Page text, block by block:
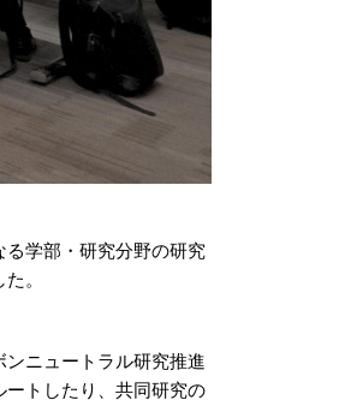
学部・研究分野の研究
。
ニュートラル研究推進
トしたり、共同研究の